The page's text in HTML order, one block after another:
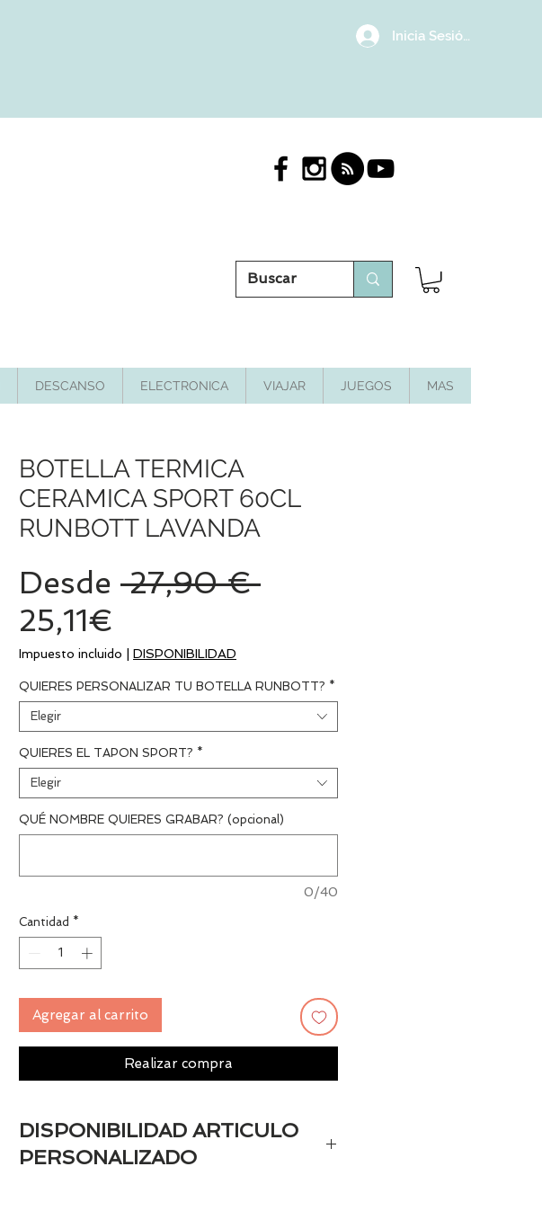
Inicia Sesión/
DESCANSO ELECTRONICA VIAJAR JUEGOS MAS
BOTELLA TERMICA
CERAMICA SPORT 60CL
RUNBOTT LAVANDA
Desde 27,90 € Precio
25,11€
de
oferta
Impuesto incluido DISPONIBILIDAD
QUIERES PERSONALIZAR TU BOTELLA RUNBOTT? *
Elegir
QUIERES EL TAPON SPORT? *
Elegir
QUÉ NOMBRE QUIERES GRABAR? (opcional)
0/40
Cantidad *
Agregar al carrito
Realizar compra
DISPONIBILIDAD ARTICULO
PERSONALIZADO